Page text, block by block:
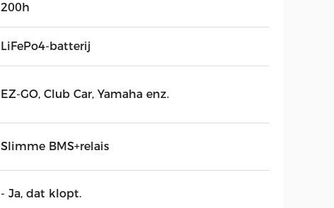
200h
LiFePo4-batterij
EZ-GO, Club Car, Yamaha enz.
Slimme BMS+relais
- Ja, dat klopt.